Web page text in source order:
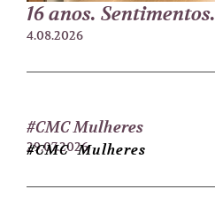
16 anos. Sentimentos.
4.08.2026
#CMC Mulheres
29.07.2026
#CMC Mulheres